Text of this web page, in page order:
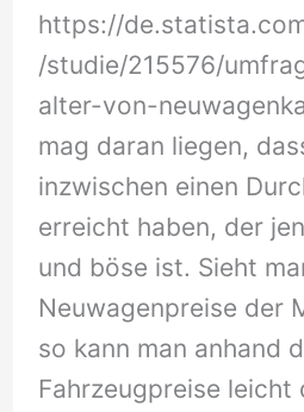
https://
/studie/215576/
alter-von-
mag daran liegen,
inzwischen einen
erreicht haben, der
und böse ist. Sieht
Neuwagenpreise der
so kann man anhand
Fahrzeugpreise leicht